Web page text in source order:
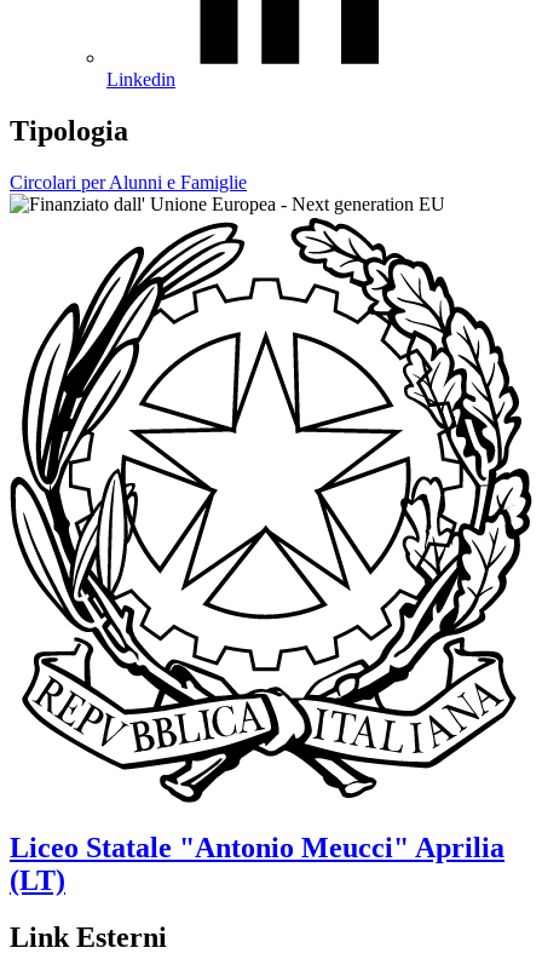
Linkedin
Tipologia
Circolari per Alunni e Famiglie
Liceo Statale "Antonio Meucci" Aprilia
(LT)
Link Esterni